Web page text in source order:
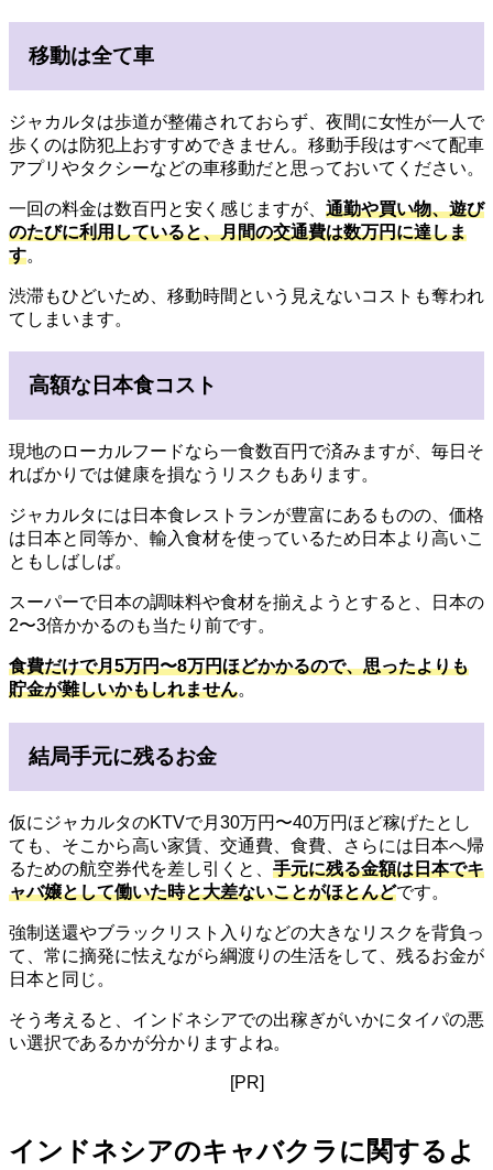
移動は全て車
ジャカルタは歩道が整備されておらず、夜間に女性が一人で
歩くのは防犯上おすすめできません。移動手段はすべて配車
アプリやタクシーなどの車移動だと思っておいてください。
一回の料金は数百円と安く感じますが、 通勤や買い物、遊び
のたびに利用していると、月間の交通費は数万円に達しま
す。
渋滞もひどいため、移動時間という見えないコストも奪われ
てしまいます。
高額な日本食コスト
現地のローカルフードなら一食数百円で済みますが、毎日そ
ればかりでは健康を損なうリスクもあります。
ジャカルタには日本食レストランが豊富にあるものの、価格
は日本と同等か、輸入食材を使っているため日本より高いこ
ともしばしば。
スーパーで日本の調味料や食材を揃えようとすると、日本の
2〜3倍かかるのも当たり前です。
食費だけで月5万円〜8万円ほどかかるので、思ったよりも
貯金が難しいかもしれません。
結局手元に残るお金
仮にジャカルタのKTVで月30万円〜40万円ほど稼げたとし
ても、そこから高い家賃、交通費、食費、さらには日本へ帰
るための航空券代を差し引くと、 手元に残る金額は日本でキ
ャバ嬢として働いた時と大差ないことがほとんどです。
強制送還やブラックリスト入りなどの大きなリスクを背負っ
て、常に摘発に怯えながら綱渡りの生活をして、残るお金が
日本と同じ。
そう考えると、インドネシアでの出稼ぎがいかにタイパの悪
い選択であるかが分かりますよね。
[PR]
インドネシアのキャバクラに関するよ